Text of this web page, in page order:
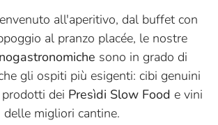
all'aperitivo, dal buffet con
al pranzo placée, le nostre
sono in grado di
gli ospiti più esigenti: cibi genuini
dei Presìdi Slow Food e vini
delle migliori cantine.